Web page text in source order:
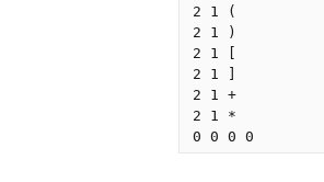
2 1 (
2 1 )
2 1 [
2 1 ]
2 1 +
2 1 *
0 0 0 0